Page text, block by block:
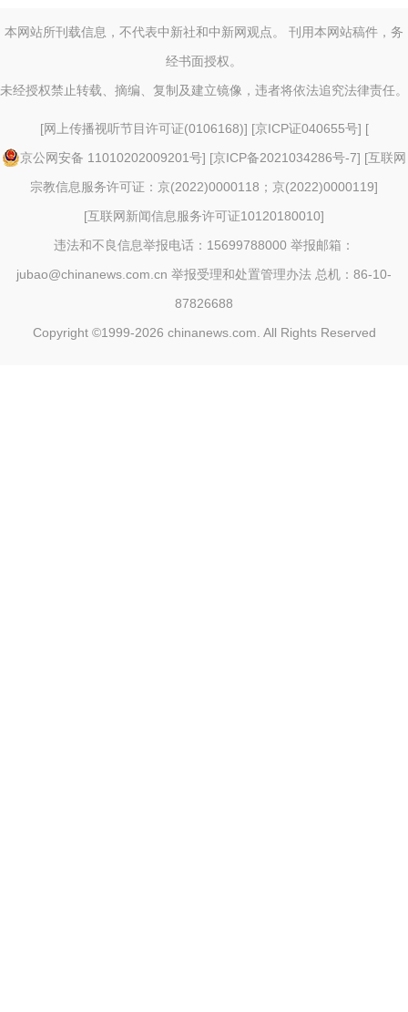
本网站所刊载信息，不代表中新社和中新网观点。 刊用本网站稿件，务
经书面授权。
未经授权禁止转载、摘编、复制及建立镜像，违者将依法追究法律责任。
[网上传播视听节目许可证(0106168)] [京ICP证040655号] [
京公网安备 11010202009201号] [京ICP备2021034286号-7] [互联网
宗教信息服务许可证：京(2022)0000118；京(2022)0000119]
[互联网新闻信息服务许可证10120180010]
违法和不良信息举报电话：15699788000 举报邮箱：
jubao@chinanews.com.cn 举报受理和处置管理办法 总机：86-10-
87826688
Copyright ©1999-2026 chinanews.com. All Rights Reserved